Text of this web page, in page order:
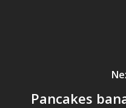
Pancakes